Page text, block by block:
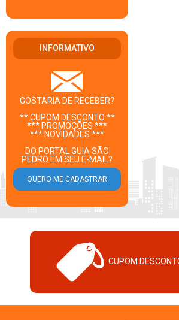
INFORMATIVO
GOSTARIA DE RECEBER?
** CUPOM DESCONTO **
*** PROMOÇÕES ***
*** NOVIDADES ***
DO PORTAL GUIA SÃO
PEDRO EM SEU E-MAIL?
CUPOM